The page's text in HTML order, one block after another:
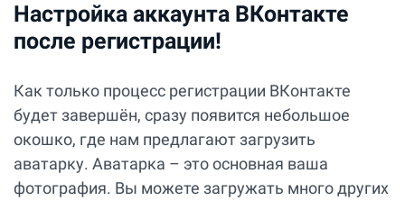
Настройка аккаунта ВКонтакте
после регистрации!
Как только процесс регистрации ВКонтакте
будет завершён, сразу появится небольшое
окошко, где нам предлагают загрузить
аватарку. Аватарка – это основная ваша
фотография. Вы можете загружать много других